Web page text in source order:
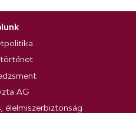
AG
élelmiszerbiztonság